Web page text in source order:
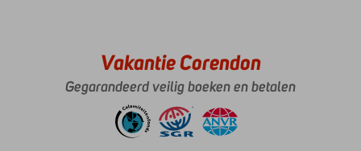
Vakantie Corendon
Gegarandeerd veilig boeken en betalen